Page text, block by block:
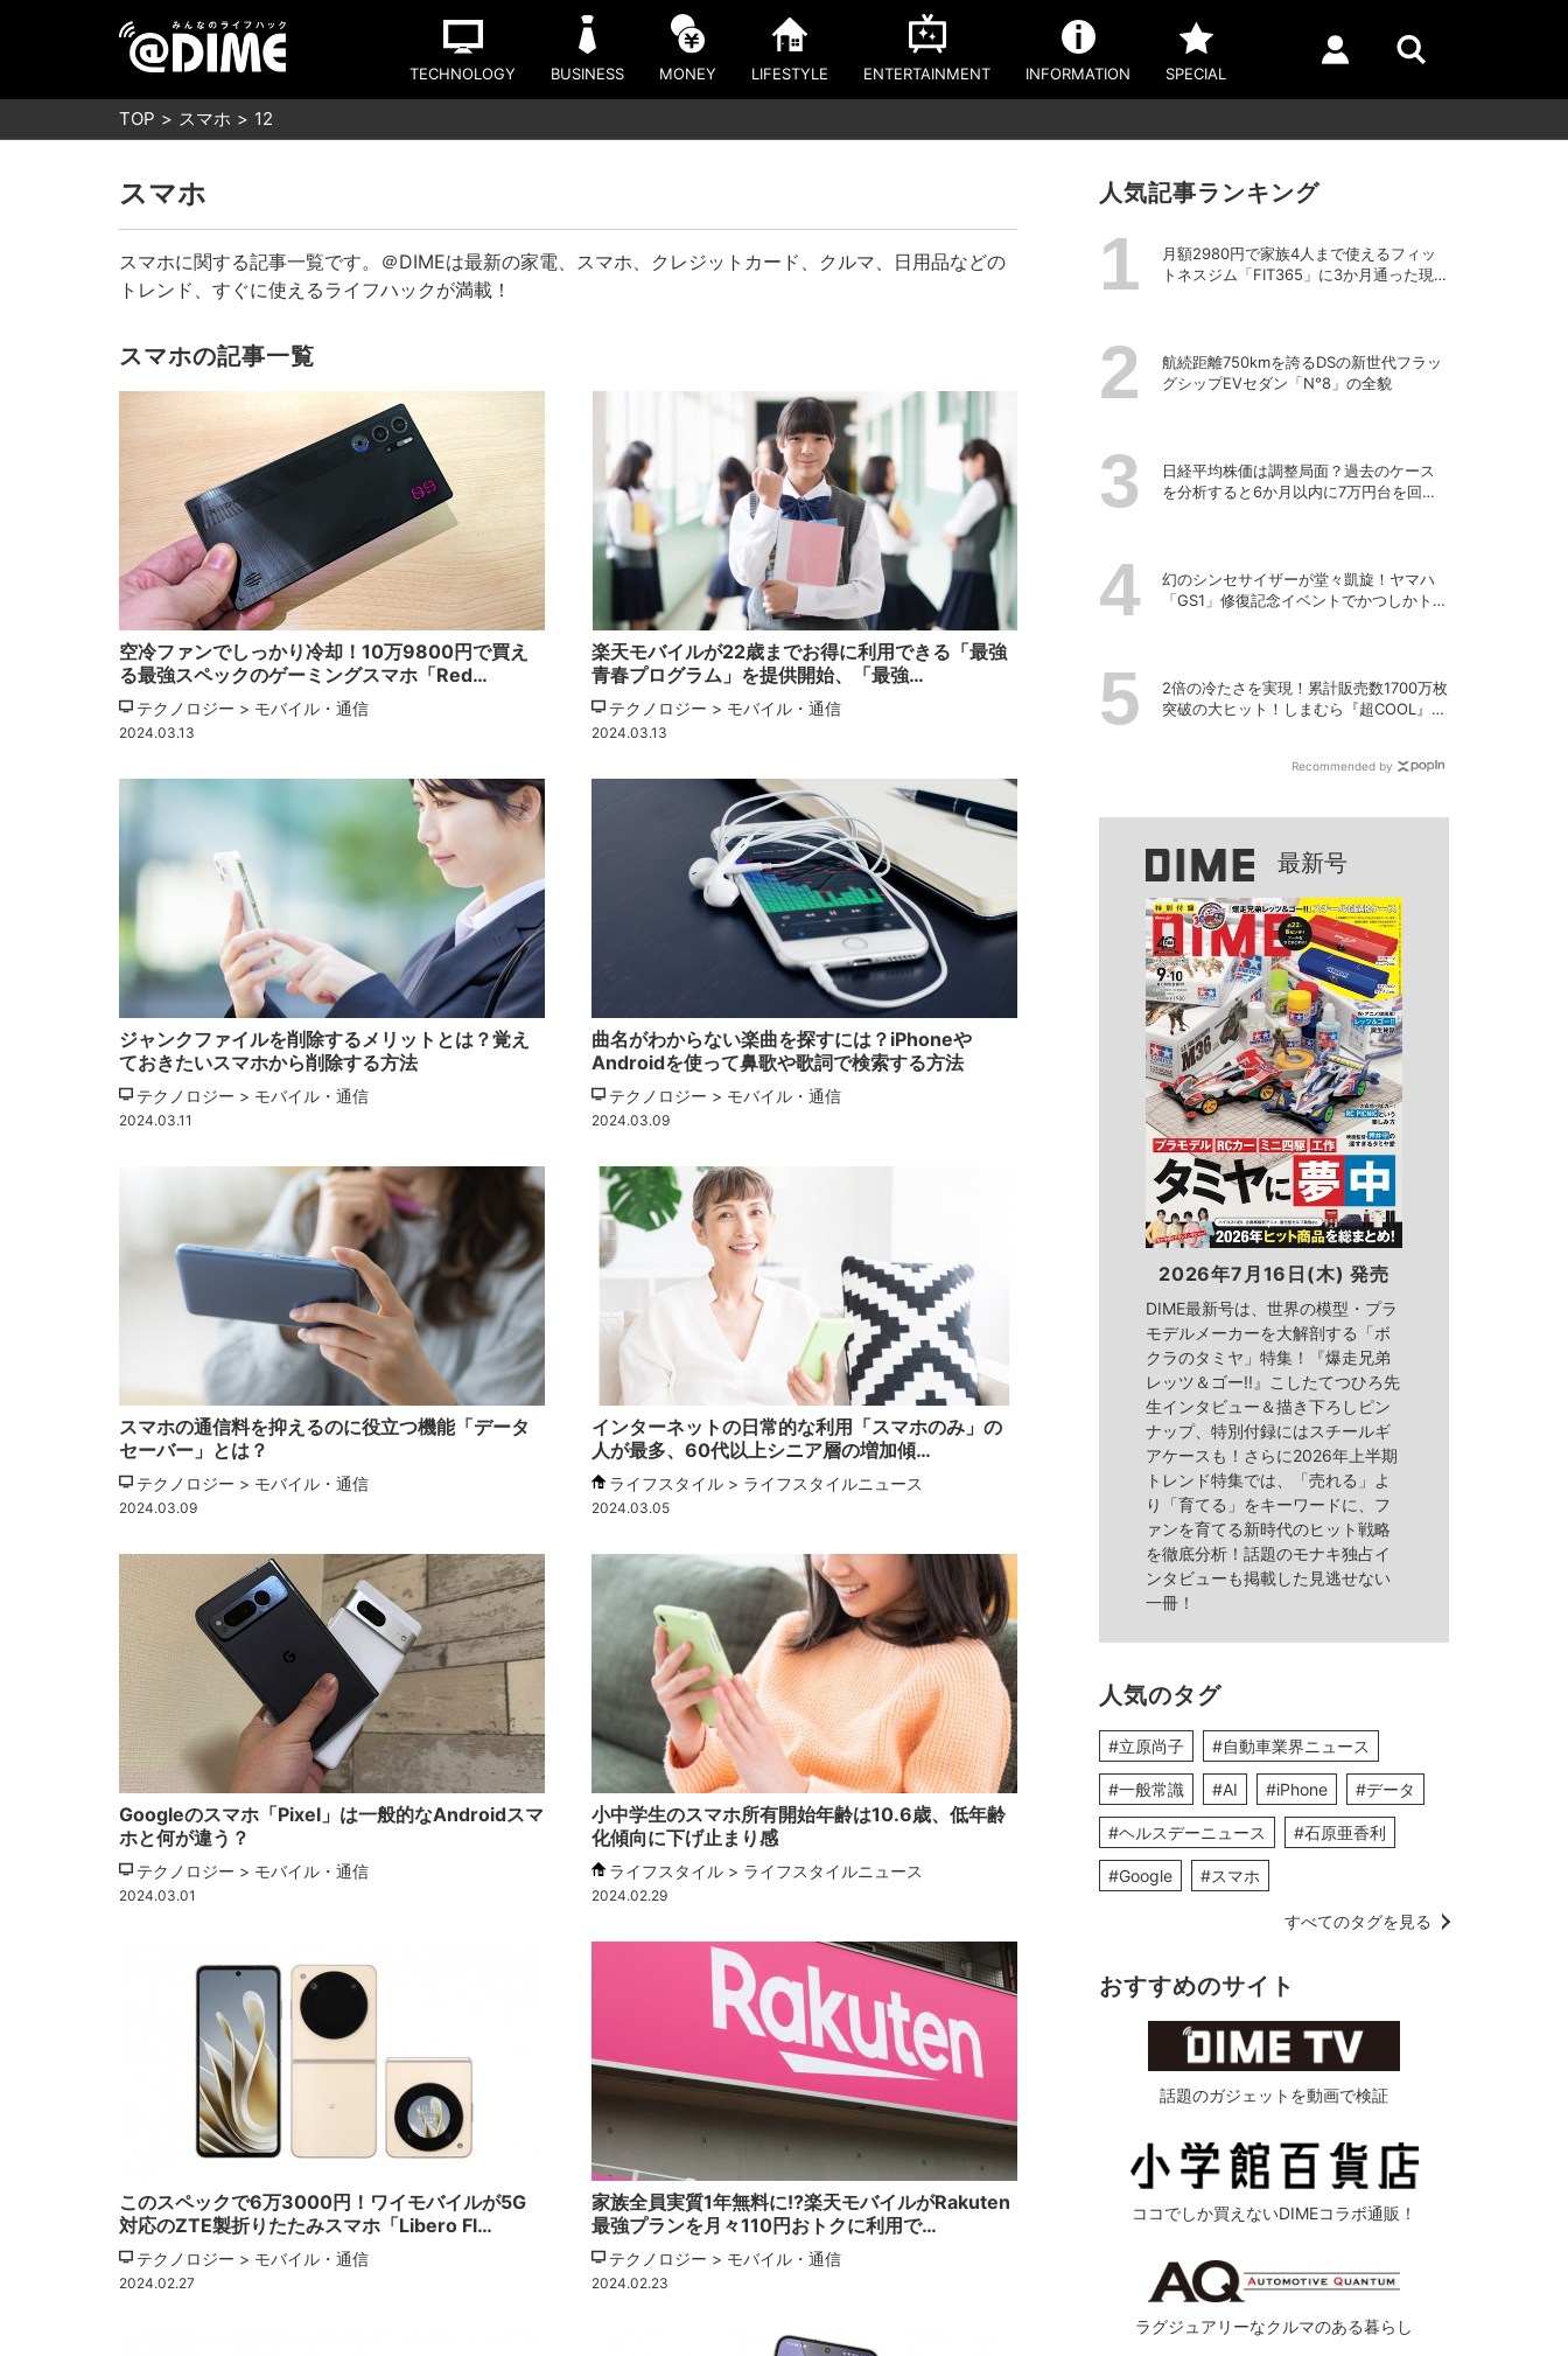
TECHNOLOGY BUSINESS MONEY LIFESTYLE ENTERTAINMENT INFORMATION SPECIAL
TOP スマホ 12
スマホ
スマホに関する記事一覧です。＠DIMEは最新の家電、スマホ、クレジットカード、クルマ、日用品などの
トレンド、すぐに使えるライフハックが満載！
スマホの記事一覧
空冷ファンでしっかり冷却！10万9800円で買え
る最強スペックのゲーミングスマホ「Red…
テクノロジー > モバイル・通信
2024.03.13
楽天モバイルが22歳までお得に利用できる「最強
青春プログラム」を提供開始、「最強…
テクノロジー > モバイル・通信
2024.03.13
ジャンクファイルを削除するメリットとは？覚え
ておきたいスマホから削除する方法
テクノロジー > モバイル・通信
2024.03.11
曲名がわからない楽曲を探すには？iPhoneや
Androidを使って鼻歌や歌詞で検索する方法
テクノロジー > モバイル・通信
2024.03.09
スマホの通信料を抑えるのに役立つ機能「データ
セーバー」とは？
テクノロジー > モバイル・通信
2024.03.09
インターネットの日常的な利用「スマホのみ」の
人が最多、60代以上シニア層の増加傾…
ライフスタイル > ライフスタイルニュース
2024.03.05
Googleのスマホ「Pixel」は一般的なAndroidスマ
ホと何が違う？
テクノロジー > モバイル・通信
2024.03.01
小中学生のスマホ所有開始年齢は10.6歳、低年齢
化傾向に下げ止まり感
ライフスタイル > ライフスタイルニュース
2024.02.29
このスペックで6万3000円！ワイモバイルが5G
対応のZTE製折りたたみスマホ「Libero Fl…
テクノロジー > モバイル・通信
2024.02.27
家族全員実質1年無料に!?楽天モバイルがRakuten
最強プランを月々110円おトクに利用で…
テクノロジー > モバイル・通信
2024.02.23
人気記事ランキング
月額2980円で家族4人まで使えるフィッ
トネスジム「FIT365」に3か月通った現在
航続距離750kmを誇るDSの新世代フラッ
グシップEVセダン「N°8」の全貌
日経平均株価は調整局面？過去のケース
を分析すると6か月以内に7万円台を回復
幻のシンセサイザーが堂々凱旋！ヤマハ
「GS1」修復記念イベントでかつしかトリ
2倍の冷たさを実現！累計販売数1700万枚
突破の大ヒット！しまむら『超COOL』シ
Recommended by
最新号
2026年7月16日(木) 発売
DIME最新号は、世界の模型・プラ
モデルメーカーを大解剖する「ボ
クラのタミヤ」特集！『爆走兄弟
レッツ＆ゴー!!』こしたてつひろ先
生インタビュー＆描き下ろしピン
ナップ、特別付録にはスチールギ
アケースも！さらに2026年上半期
トレンド特集では、「売れる」よ
り「育てる」をキーワードに、フ
ァンを育てる新時代のヒット戦略
を徹底分析！話題のモナキ独占イ
ンタビューも掲載した見逃せない
一冊！
人気のタグ
#立原尚子 #自動車業界ニュース
#一般常識 #AI #iPhone #データ
#ヘルスデーニュース #石原亜香利
#Google #スマホ
すべてのタグを見る
おすすめのサイト
話題のガジェットを動画で検証
ココでしか買えないDIMEコラボ通販！
ラグジュアリーなクルマのある暮らし